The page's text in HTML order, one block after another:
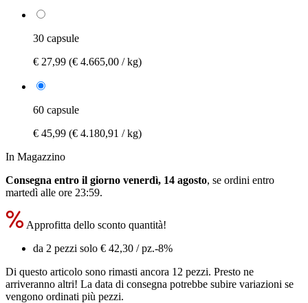
30 capsule
€ 27,99 (€ 4.665,00 / kg)
60 capsule
€ 45,99 (€ 4.180,91 / kg)
In Magazzino
Consegna entro il giorno venerdì, 14 agosto, se ordini entro
martedì alle ore 23:59.
Approfitta dello sconto quantità!
da 2 pezzi solo € 42,30 / pz.-8%
Di questo articolo sono rimasti ancora 12 pezzi. Presto ne
arriveranno altri! La data di consegna potrebbe subire variazioni se
vengono ordinati più pezzi.